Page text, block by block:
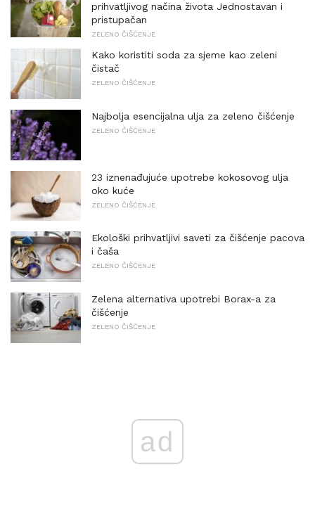
prihvatljivog načina života Jednostavan i
pristupačan
ZELENO ČIŠĆENJE
Kako koristiti soda za sjeme kao zeleni
čistač
ZELENO ČIŠĆENJE
Najbolja esencijalna ulja za zeleno čišćenje
ZELENO ČIŠĆENJE
23 iznenađujuće upotrebe kokosovog ulja
oko kuće
ZELENO ČIŠĆENJE
Ekološki prihvatljivi saveti za čišćenje pacova
i čaša
ZELENO ČIŠĆENJE
Zelena alternativa upotrebi Borax-a za
čišćenje
ZELENO ČIŠĆENJE
ad